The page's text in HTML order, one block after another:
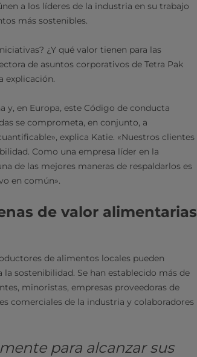
a los líderes de la industria en su trabajo
más sostenibles.
¿Y qué valor tienen para las
de asuntos corporativos de Tetra Pak
explicación.
y, en Europa, este Código de conducta
se comprometa, en conjunto, a
explica Katie. «Nuestros clientes
Como una empresa líder en la
de las mejores maneras de respaldarlos es
en común».
de valor alimentarias
de alimentos locales pueden
sostenibilidad. Se han establecido más de
minoristas, empresas proveedoras de
comerciales de la industria y colaboradores
para alcanzar sus